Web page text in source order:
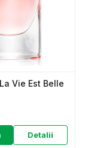
Vie Est Belle
Detalii